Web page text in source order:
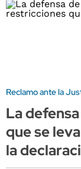
Reclamo ante la
La
que se
la